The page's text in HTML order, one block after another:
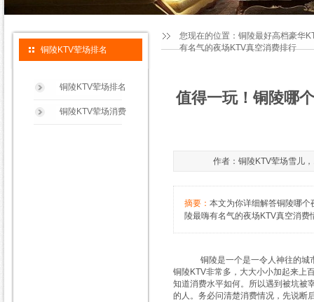
您现在的位置： 铜陵最好高档豪华
有名气的夜场KTV真空消费排行
铜陵KTV荤场排名
铜陵KTV荤场排名
铜陵KTV荤场消费
值得一玩！铜陵哪
作者：铜陵KTV荤场雪儿
摘要： 本文为你详细解答铜陵哪
陵最嗨有名气的夜场KTV真空消费
铜陵是一个是一令人神往的城市
铜陵KTV非常多，大大小小加起来上
知道消费水平如何。所以遇到被坑被
的人。务必问清楚消费情况，先说断